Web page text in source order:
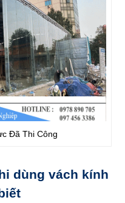
Đã Thi Công
dùng vách kính